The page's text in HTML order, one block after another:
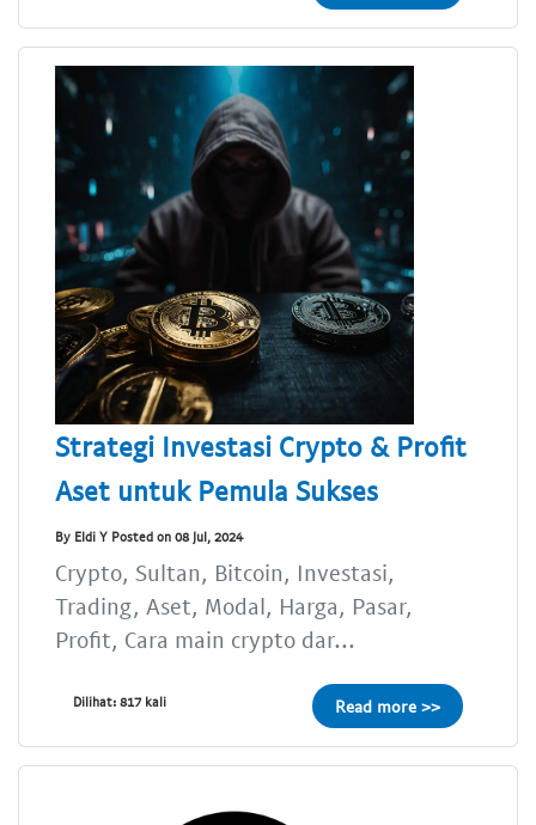
Strategi Investasi Crypto & Profit
Aset untuk Pemula Sukses
By Eldi Y Posted on 08 Jul, 2024
Crypto, Sultan, Bitcoin, Investasi,
Trading, Aset, Modal, Harga, Pasar,
Profit, Cara main crypto dar...
Dilihat: 817 kali Read more >>